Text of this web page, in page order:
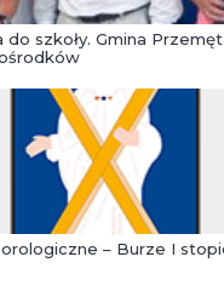
szkoły. Gmina
– Burze I